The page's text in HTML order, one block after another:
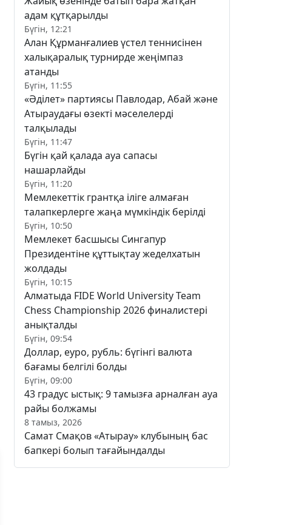
адам құтқарылды
Бүгін, 12:21
Алан Құрманғалиев үстел теннисінен
халықаралық турнирде жеңімпаз
атанды
Бүгін, 11:55
«Әділет» партиясы Павлодар, Абай және
Атыраудағы өзекті мәселелерді
талқылады
Бүгін, 11:47
Бүгін қай қалада ауа сапасы
нашарлайды
Бүгін, 11:20
Мемлекеттік грантқа іліге алмаған
талапкерлерге жаңа мүмкіндік берілді
Бүгін, 10:50
Мемлекет басшысы Сингапур
Президентіне құттықтау жеделхатын
жолдады
Бүгін, 10:15
Алматыда FIDE World University Team
Chess Championship 2026 финалистері
анықталды
Бүгін, 09:54
Доллар, еуро, рубль: бүгінгі валюта
бағамы белгілі болды
Бүгін, 09:00
43 градус ыстық: 9 тамызға арналған ауа
райы болжамы
8 тамыз, 2026
Самат Смақов «Атырау» клубының бас
бапкері болып тағайындалды